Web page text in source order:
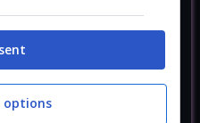
12.88 €
options